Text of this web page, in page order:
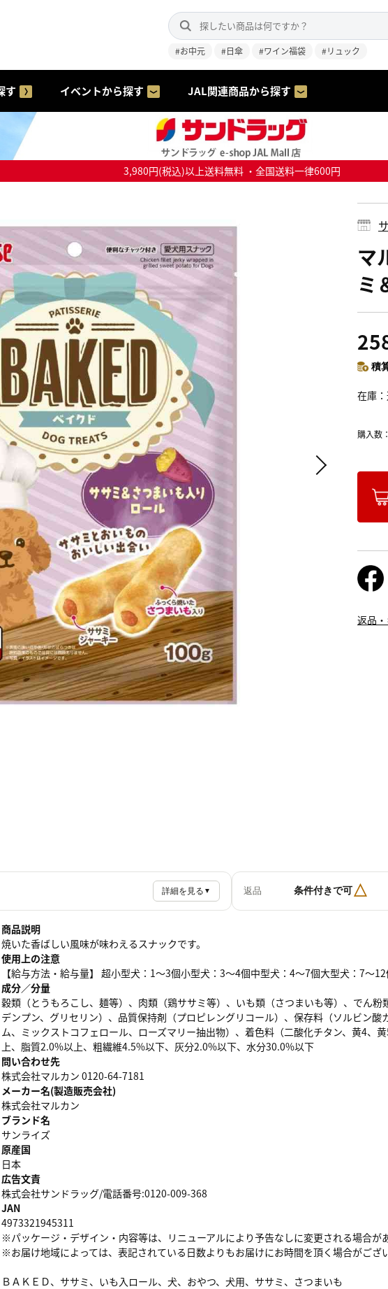
#お中元 #日傘 #ワイン福袋 #リュック
す イベントから探す JAL関連商品から探す
3,980円(税込)以上送料無料 ・全国送料一律600円
マ
ミ
積
在庫
購入数
返品
詳細を見る ▼ 返品 条件付きで可△
商品説明
焼いた香ばしい風味が味わえるスナックです。
使用上の注意
【給与方法・給与量】 超小型犬：1～3個小型犬：3～4個中型犬：4～7個大型犬：7～
成分／分量
穀類（とうもろこし、麺等）、肉類（鶏ササミ等）、いも類（さつまいも等）、でん
デンプン、グリセリン）、品質保持剤（プロピレングリコール）、保存料（ソルビン
ム、ミックストコフェロール、ローズマリー抽出物）、着色料（二酸化チタン、黄4、
上、脂質2.0%以上、粗繊維4.5%以下、灰分2.0%以下、水分30.0%以下
問い合わせ先
株式会社マルカン 0120-64-7181
メーカー名(製造販売会社)
株式会社マルカン
ブランド名
サンライズ
原産国
日本
広告文責
株式会社サンドラッグ/電話番号:0120-009-368
JAN
4973321945311
※パッケージ・デザイン・内容等は、リニューアルにより予告なしに変更される場合が
※お届け地域によっては、表記されている日数よりもお届けにお時間を頂く場合がござ
ＢＡＫＥＤ、ササミ、いも入ロール、犬、おやつ、犬用、ササミ、さつまいも